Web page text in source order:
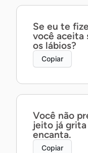
Se eu te
você aceita
os lábios?
Copiar
Você não
jeito já
encanta.
Copiar